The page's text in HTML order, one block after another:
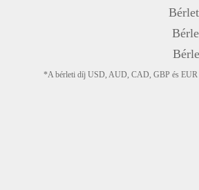
*A bérleti díj USD, AUD, CAD, GBP és EUR